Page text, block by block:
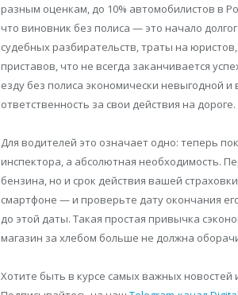
разным оценкам, до 10% автомобилистов в
что виновник без полиса — это начало
судебных разбирательств, траты на
приставов, что не всегда заканчивается
езду без полиса экономически невыгодной
ответственность за свои действия на дороге.
Для водителей это означает одно: теперь
инспектора, а абсолютная необходимость.
бензина, но и срок действия вашей
смартфоне — и проверьте дату окончания
до этой даты. Такая простая привычка
магазин за хлебом больше не должна
Хотите быть в курсе самых важных